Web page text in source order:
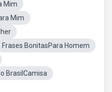
Mim
Mim
Frases BonitasPara Homem
BrasilCamisa